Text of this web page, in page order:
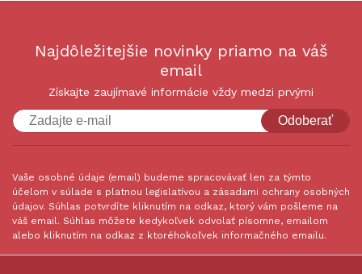
Najdôležitejšie novinky priamo na váš
email
Získajte zaujímavé informácie vždy medzi prvými
Odoberať
Vaše osobné údaje (email) budeme spracovávať len za týmto
účelom v súlade s platnou legislatívou a zásadami ochrany osobných
údajov. Súhlas potvrdíte kliknutím na odkaz, ktorý vám pošleme na
váš email. Súhlas môžete kedykoľvek odvolať písomne, emailom
alebo kliknutím na odkaz z ktoréhokoľvek informačného emailu.